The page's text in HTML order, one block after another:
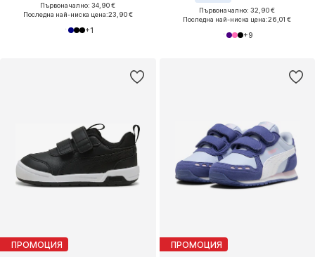
Първоначално: 34,90 €
Последна най-ниска цена:23,90 €
+1
Първоначално: 32,90 €
Последна най-ниска цена:26,01 €
+9
ПРОМОЦИЯ ПРОМОЦИЯ